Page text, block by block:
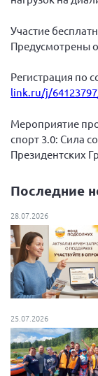
Документы
Первый
Второй
Третий
Четвертый
Шестой
Новости:
Письма и
Публичные
Участие
Предусмотрены
Регистрация по
link.ru/j/
Мероприятие
спорт 3.0: Сила
Президентских
Последние
28.07.2026
25.07.2026